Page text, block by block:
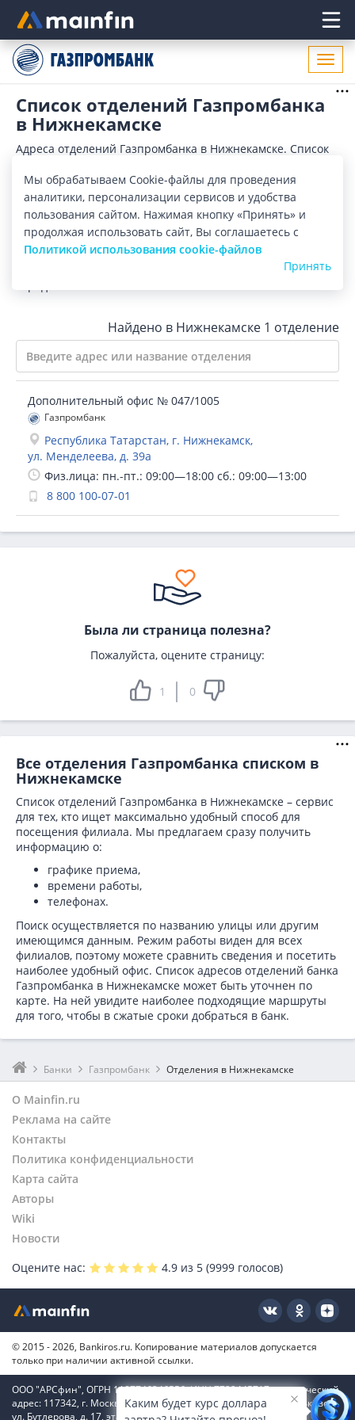
Главное меню
Список отделений Газпромбанка
в Нижнекамске
Адреса отделений Газпромбанка в Нижнекамске. Список
Нижнекамске по адресу, названию. Часы работы,
телефоны, контактные данные.
Показать весь
Отделения
Банкоматы
Все банки Карта
Найдено в Нижнекамске 1 отделение
Дополнительный офис № 047/1005
Газпромбанк
Республика Татарстан, г. Нижнекамск,
ул. Менделеева, д. 39а
Физ.лица: пн.-пт.: 09:00—18:00 сб.: 09:00—13:00
8 800 100-07-01
Была ли страница полезна?
Пожалуйста, оцените страницу:
1 0
Все отделения Газпромбанка списком в
Нижнекамске
Список отделений Газпромбанка в Нижнекамске – сервис
для тех, кто ищет максимально удобный способ для
посещения филиала. Мы предлагаем сразу получить
информацию о:
графике приема,
времени работы,
телефонах.
Поиск осуществляется по названию улицы или другим
имеющимся данным. Режим работы виден для всех
филиалов, поэтому можете сравнить сведения и посетить
наиболее удобный офис. Список адресов отделений банка
Газпромбанка в Нижнекамске может быть уточнен по
карте. На ней увидите наиболее подходящие маршруты
для того, чтобы в сжатые сроки добраться в банк.
Банки Газпромбанк Отделения в Нижнекамске
О Mainfin.ru
Реклама на сайте
Контакты
Политика конфиденциальности
Карта сайта
Авторы
Wiki
Новости
Оцените нас:
4.9 из 5 (9999 голосов)
© 2015 - 2026, Bankiros.ru. Копирование материалов допускается
только при наличии активной ссылки.
ООО "АРСфин", ОГРН 1187746346556, ИНН 7722445717, юридический
адрес: 117342, г. Москва, вн. тер. г. муниципальный округ Коньково,
ул. Бутлерова, д. 17, этаж 4, ком. 66
Каким будет курс доллара
Мы обрабатываем Cookie-файлы для проведения
аналитики, персонализации сервисов и удобства
пользования сайтом. Нажимая кнопку «Принять» и
продолжая использовать сайт, Вы соглашаетесь с
Политикой использования cookie-файлов
Принять